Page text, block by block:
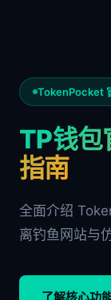
TokenPocket
TP钱
指南
全面介绍
离钓鱼网站与